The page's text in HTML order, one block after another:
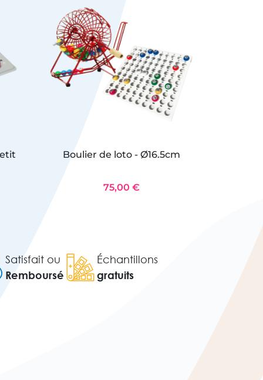
Boulier de loto - Ø16.5cm
75,00 €
Satisfait ou
Remboursé
Échantillons
gratuits